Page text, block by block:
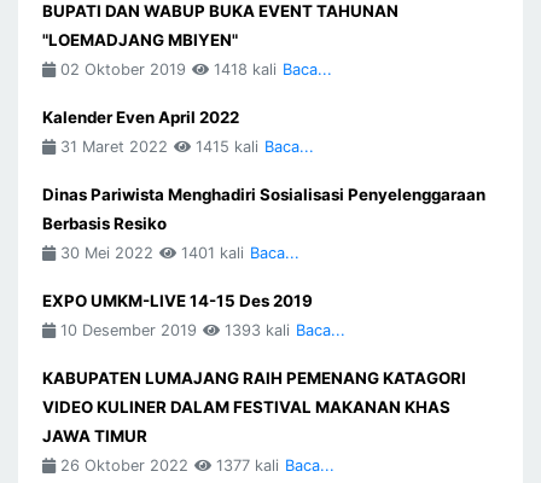
BUPATI DAN WABUP BUKA EVENT TAHUNAN
"LOEMADJANG MBIYEN"
02 Oktober 2019 1418 kali Baca...
Kalender Even April 2022
31 Maret 2022 1415 kali Baca...
Dinas Pariwista Menghadiri Sosialisasi Penyelenggaraan
Berbasis Resiko
30 Mei 2022 1401 kali Baca...
EXPO UMKM-LIVE 14-15 Des 2019
10 Desember 2019 1393 kali Baca...
KABUPATEN LUMAJANG RAIH PEMENANG KATAGORI
VIDEO KULINER DALAM FESTIVAL MAKANAN KHAS
JAWA TIMUR
26 Oktober 2022 1377 kali Baca...